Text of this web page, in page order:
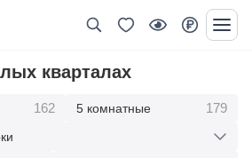
кварталах
162 5 комнатные 179